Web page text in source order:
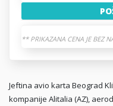
** PRIKAZANA CENA JE BEZ
Jeftina avio karta Beograd
kompanije Alitalia (AZ),